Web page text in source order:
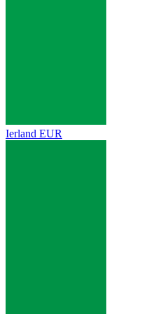
Ierland EUR